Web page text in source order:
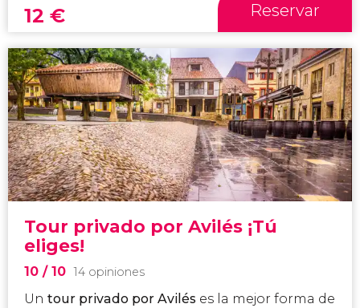
12 € Reservar
Tour privado por Avilés ¡Tú
eliges!
10 / 10 14 opiniones
Un tour privado por Avilés es la mejor forma de